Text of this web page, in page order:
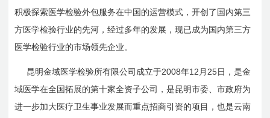
积极探索医学检验外包服务在中国的运营模式，开创了国内第三
方医学检验行业的先河，经过多年的发展，现已成为国内第三方
医学检验行业的市场领先企业。
昆明金域医学检验所有限公司成立于2008年12 月 25日 ，是金
域医学在全国拓展的第十家全资子公司，是昆明市委、市政府为
进一步加大医疗卫生事业发展而重点招商引资的项目，也是云南